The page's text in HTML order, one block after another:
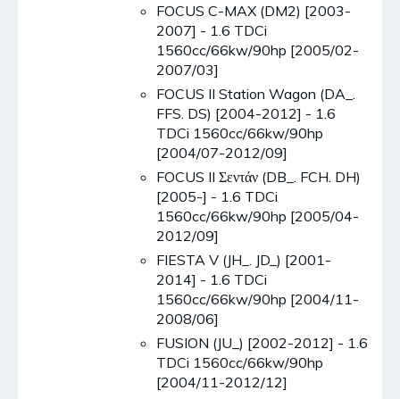
FOCUS C-MAX (DM2) [2003-
2007] - 1.6 TDCi
1560cc/66kw/90hp [2005/02-
2007/03]
FOCUS II Station Wagon (DA_.
FFS. DS) [2004-2012] - 1.6
TDCi 1560cc/66kw/90hp
[2004/07-2012/09]
FOCUS II Σεντάν (DB_. FCH. DH)
[2005-] - 1.6 TDCi
1560cc/66kw/90hp [2005/04-
2012/09]
FIESTA V (JH_. JD_) [2001-
2014] - 1.6 TDCi
1560cc/66kw/90hp [2004/11-
2008/06]
FUSION (JU_) [2002-2012] - 1.6
TDCi 1560cc/66kw/90hp
[2004/11-2012/12]